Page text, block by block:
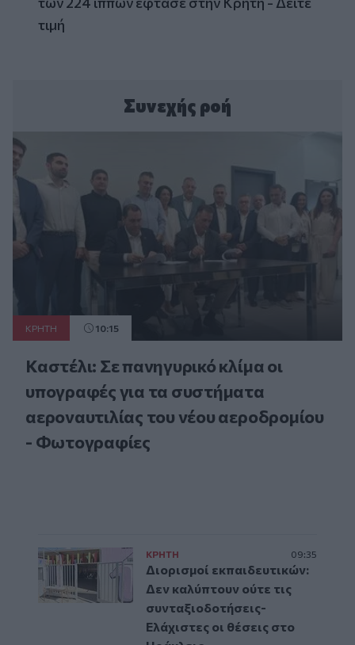
τιμή
Συνεχής ροή
ΚΡΗΤΗ 10:15
Καστέλι: Σε πανηγυρικό κλίμα οι
υπογραφές για τα συστήματα
αεροναυτιλίας του νέου αεροδρομίου
- Φωτογραφίες
ΚΡΗΤΗ 09:35
Διορισμοί εκπαιδευτικών:
Δεν καλύπτουν ούτε τις
συνταξιοδοτήσεις-
Ελάχιστες οι θέσεις στο